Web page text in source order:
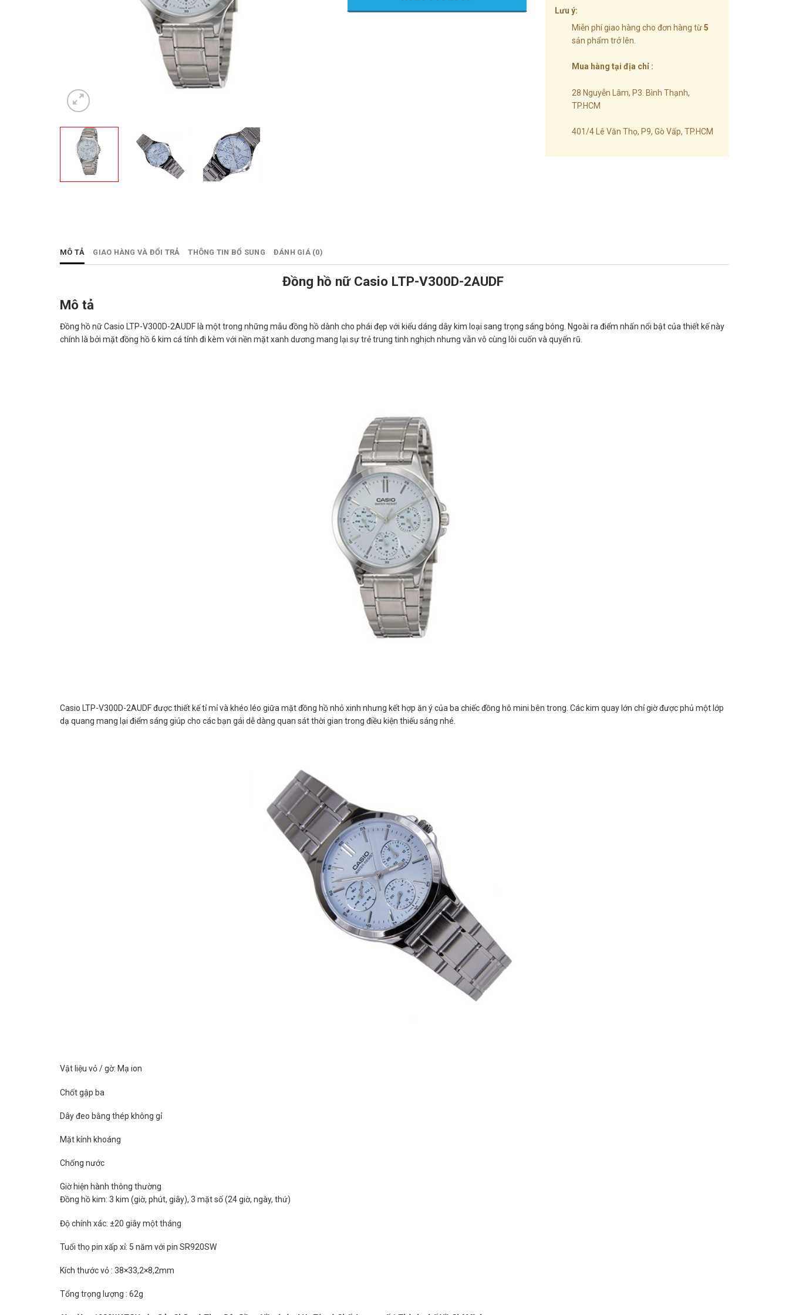
Lưu ý:
Miễn phí giao hàng cho đơn hàng từ5
sản phẩm trở lên.
Mua hàng tại địa chỉ :
28 Nguyễn Lâm, P3. Bình Thạnh,
TP.HCM
401/4 Lê Văn Thọ, P9, Gò Vấp, TP.HCM
MÔ TẢ GIAO HÀNG VÀ ĐỔI TRẢ THÔNG TIN BỔ SUNG ĐÁNH GIÁ (0)
Đồng hồ nữ Casio LTP-V300D-2AUDF
Mô tả
Đồng hồ nữ Casio LTP-V300D-2AUDF là một trong những mẫu đồng hồ dành cho phái đẹp với kiểu dáng dây kim loại sang trọng sáng bóng. Ngoài ra điểm nhấn nổi bật của thiết kế này
chính là bởi mặt đồng hồ 6 kim cá tính đi kèm với nền mặt xanh dương mang lại sự trẻ trung tinh nghịch nhưng vẫn vô cùng lôi cuốn và quyến rũ.
Casio LTP-V300D-2AUDF được thiết kế tỉ mỉ và khéo léo giữa mặt đồng hồ nhỏ xinh nhưng kết hợp ăn ý của ba chiếc đồng hô mini bên trong. Các kim quay lớn chỉ giờ được phủ một lớp
dạ quang mang lại điểm sáng giúp cho các bạn gái dễ dàng quan sát thời gian trong điều kiện thiếu sáng nhé.
Vật liệu vỏ / gờ: Mạ ion
Chốt gập ba
Dây đeo bằng thép không gỉ
Mặt kính khoáng
Chống nước
Giờ hiện hành thông thường
Đồng hồ kim: 3 kim (giờ, phút, giây), 3 mặt số (24 giờ, ngày, thứ)
Độ chính xác: ±20 giây một tháng
Tuổi thọ pin xấp xỉ: 5 năm với pin SR920SW
Kích thước vỏ : 38×33,2×8,2mm
Tổng trọng lượng : 62g